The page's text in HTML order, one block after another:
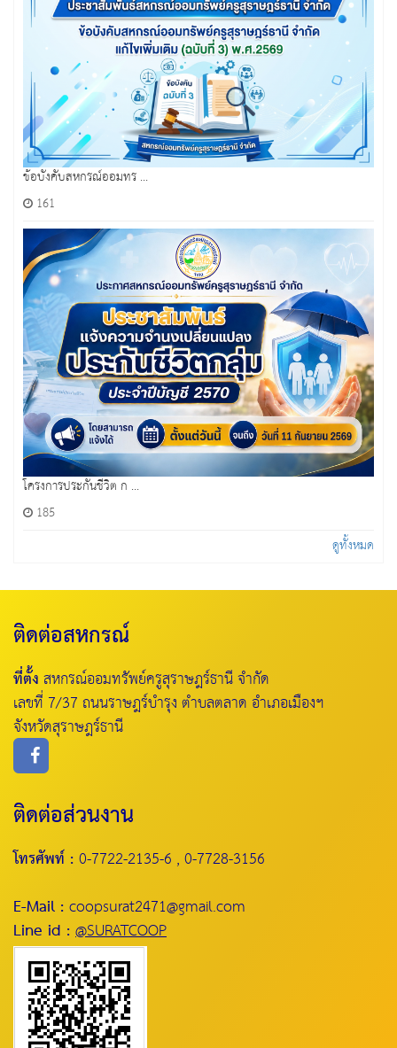
ข้อบังคับสหกรณ์ออมทร ...
161
โครงการประกันชีวิต ก ...
185
ดูทั้งหมด
ติดต่อสหกรณ์
ที่ตั้งสหกรณ์ออมทรัพย์ครูสุราษฎร์ธานี จำกัด
เลขที่ 7/37 ถนนราษฎร์บำรุง ตำบลตลาด อำเภอเมืองฯ
จังหวัดสุราษฎร์ธานี
ติดต่อส่วนงาน
โทรศัพท์ :0-7722-2135-6 , 0-7728-3156
E-Mail :coopsurat2471@gmail.com
Line id :@SURATCOOP